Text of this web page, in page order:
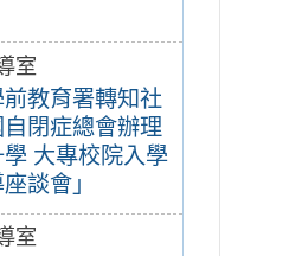
室
教育署轉知社
閉症總會辦理
學 大專校院入學
談會」
室